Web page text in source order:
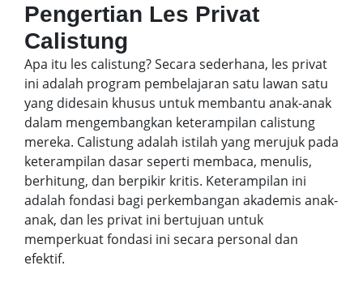
Pengertian Les Privat
Calistung
Apa itu les calistung? Secara sederhana, les privat
ini adalah program pembelajaran satu lawan satu
yang didesain khusus untuk membantu anak-anak
dalam mengembangkan keterampilan calistung
mereka. Calistung adalah istilah yang merujuk pada
keterampilan dasar seperti membaca, menulis,
berhitung, dan berpikir kritis. Keterampilan ini
adalah fondasi bagi perkembangan akademis anak-
anak, dan les privat ini bertujuan untuk
memperkuat fondasi ini secara personal dan
efektif.